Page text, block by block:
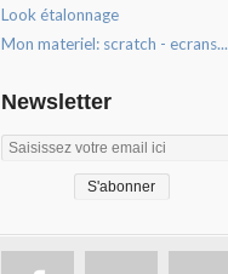
Look étalonnage
Mon materiel: scratch - ecrans...
Newsletter